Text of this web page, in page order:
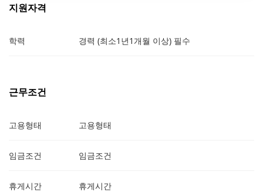
지원자격
학력 경력 (최소1년1개월 이상) 필수
근무조건
고용형태 고용형태
임금조건 임금조건
휴게시간 휴게시간